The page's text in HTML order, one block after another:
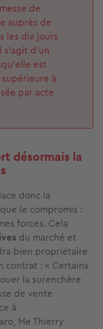
de
auprès de
les dix jours
s'agit d'un
est
à
par acte
désormais la
donc la
le compromis :
forces. Cela
du marché et
bien propriétaire
contrat : « Certains
la surenchère
de vente
à
Me Thierry